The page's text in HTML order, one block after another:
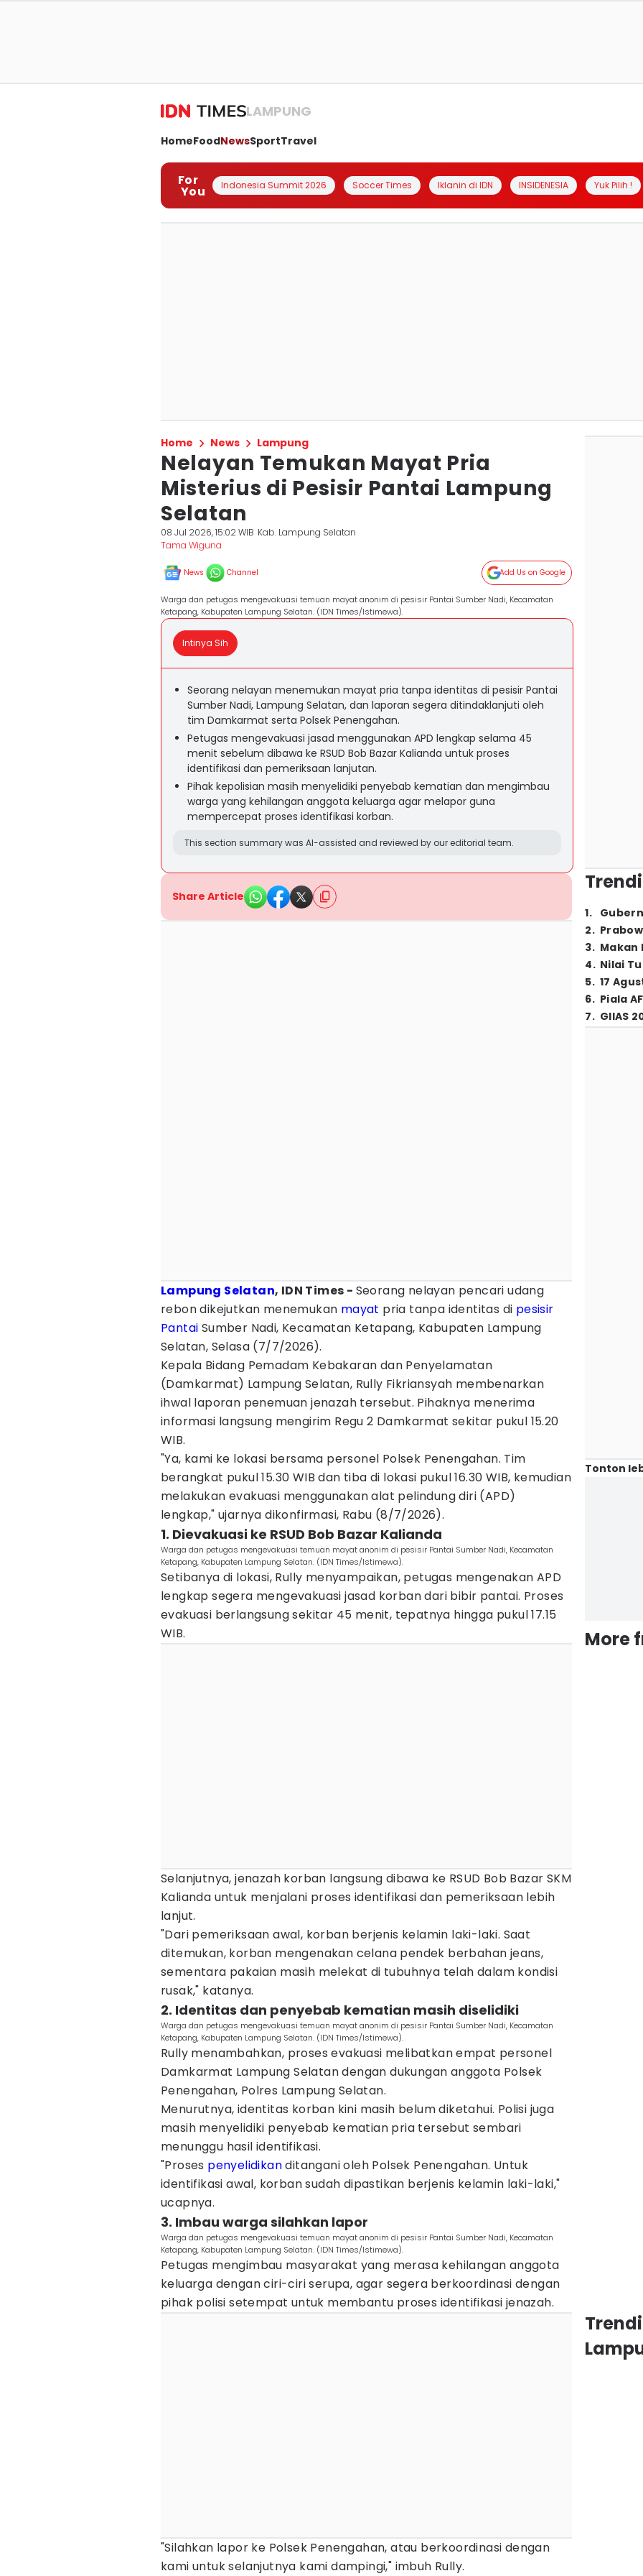
LAMPUNG
HomeFoodNewsSportTravel
For
You Indonesia Summit 2026 Soccer Times Iklanin di IDN INSIDENESIA Yuk Pilih !
Home News Lampung
Nelayan Temukan Mayat Pria
Misterius di Pesisir Pantai Lampung
Selatan
08 Jul 2026, 15:02 WIB Kab. Lampung Selatan
Tama Wiguna
News Channel Add Us on Google
Warga dan petugas mengevakuasi temuan mayat anonim di pesisir Pantai Sumber Nadi, Kecamatan
Ketapang, Kabupaten Lampung Selatan. (IDN Times/Istimewa).
Intinya Sih
Seorang nelayan menemukan mayat pria tanpa identitas di pesisir Pantai
Sumber Nadi, Lampung Selatan, dan laporan segera ditindaklanjuti oleh
tim Damkarmat serta Polsek Penengahan.
Petugas mengevakuasi jasad menggunakan APD lengkap selama 45
menit sebelum dibawa ke RSUD Bob Bazar Kalianda untuk proses
identifikasi dan pemeriksaan lanjutan.
Pihak kepolisian masih menyelidiki penyebab kematian dan mengimbau
warga yang kehilangan anggota keluarga agar melapor guna
mempercepat proses identifikasi korban.
This section summary was AI-assisted and reviewed by our editorial team.
Share Article
Lampung Selatan, IDN Times - Seorang nelayan pencari udang
rebon dikejutkan menemukan mayat pria tanpa identitas di pesisir
Pantai Sumber Nadi, Kecamatan Ketapang, Kabupaten Lampung
Selatan, Selasa (7/7/2026).
Kepala Bidang Pemadam Kebakaran dan Penyelamatan
(Damkarmat) Lampung Selatan, Rully Fikriansyah membenarkan
ihwal laporan penemuan jenazah tersebut. Pihaknya menerima
informasi langsung mengirim Regu 2 Damkarmat sekitar pukul 15.20
WIB.
"Ya, kami ke lokasi bersama personel Polsek Penengahan. Tim
berangkat pukul 15.30 WIB dan tiba di lokasi pukul 16.30 WIB, kemudian
melakukan evakuasi menggunakan alat pelindung diri (APD)
lengkap," ujarnya dikonfirmasi, Rabu (8/7/2026).
1. Dievakuasi ke RSUD Bob Bazar Kalianda
Warga dan petugas mengevakuasi temuan mayat anonim di pesisir Pantai Sumber Nadi, Kecamatan
Ketapang, Kabupaten Lampung Selatan. (IDN Times/Istimewa).
Setibanya di lokasi, Rully menyampaikan, petugas mengenakan APD
lengkap segera mengevakuasi jasad korban dari bibir pantai. Proses
evakuasi berlangsung sekitar 45 menit, tepatnya hingga pukul 17.15
WIB.
Selanjutnya, jenazah korban langsung dibawa ke RSUD Bob Bazar SKM
Kalianda untuk menjalani proses identifikasi dan pemeriksaan lebih
lanjut.
"Dari pemeriksaan awal, korban berjenis kelamin laki-laki. Saat
ditemukan, korban mengenakan celana pendek berbahan jeans,
sementara pakaian masih melekat di tubuhnya telah dalam kondisi
rusak," katanya.
2. Identitas dan penyebab kematian masih diselidiki
Warga dan petugas mengevakuasi temuan mayat anonim di pesisir Pantai Sumber Nadi, Kecamatan
Ketapang, Kabupaten Lampung Selatan. (IDN Times/Istimewa).
Rully menambahkan, proses evakuasi melibatkan empat personel
Damkarmat Lampung Selatan dengan dukungan anggota Polsek
Penengahan, Polres Lampung Selatan.
Menurutnya, identitas korban kini masih belum diketahui. Polisi juga
masih menyelidiki penyebab kematian pria tersebut sembari
menunggu hasil identifikasi.
"Proses penyelidikanditangani oleh Polsek Penengahan. Untuk
identifikasi awal, korban sudah dipastikan berjenis kelamin laki-laki,"
ucapnya.
3. Imbau warga silahkan lapor
Warga dan petugas mengevakuasi temuan mayat anonim di pesisir Pantai Sumber Nadi, Kecamatan
Ketapang, Kabupaten Lampung Selatan. (IDN Times/Istimewa).
Petugas mengimbau masyarakat yang merasa kehilangan anggota
keluarga dengan ciri-ciri serupa, agar segera berkoordinasi dengan
pihak polisi setempat untuk membantu proses identifikasi jenazah.
"Silahkan lapor ke Polsek Penengahan, atau berkoordinasi dengan
kami untuk selanjutnya kami dampingi," imbuh Rully.
1.
2.
3. Makan
4. Nilai
5. 17
6. Piala
7. GIIAS
Tonton
More